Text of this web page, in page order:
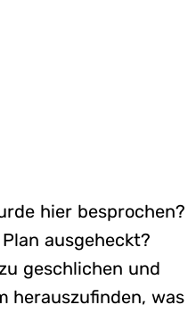
hier besprochen?
ausgeheckt?
geschlichen und
herauszufinden, was